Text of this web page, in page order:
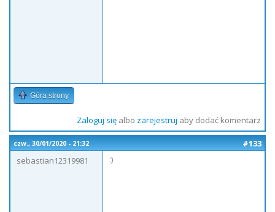
Góra strony
Zaloguj sięalbo zarejestruj aby dodać komentarz
czw., 30/01/2020 - 21:32
#133
sebastian12319981
:)